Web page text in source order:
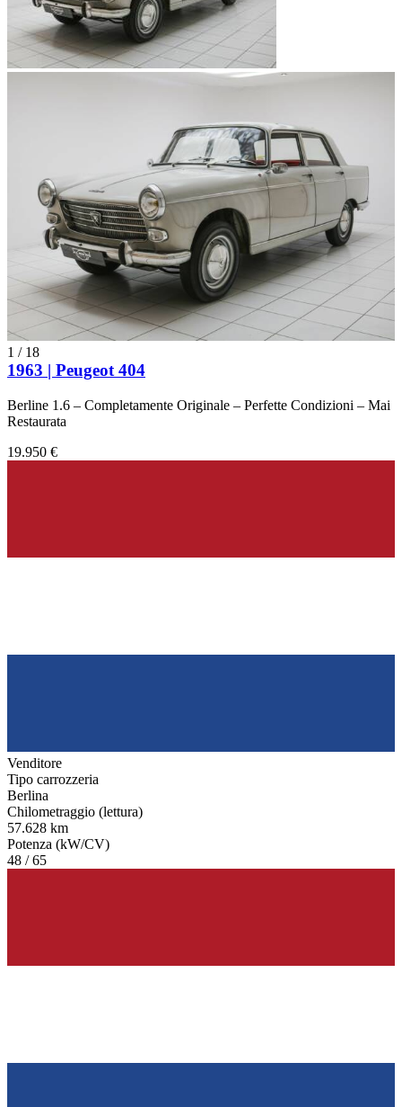
1 / 18
1963 | Peugeot 404
Berline 1.6 – Completamente Originale – Perfette Condizioni – Mai
Restaurata
19.950 €
Venditore
Tipo carrozzeria
Berlina
Chilometraggio (lettura)
57.628 km
Potenza (kW/CV)
48 / 65